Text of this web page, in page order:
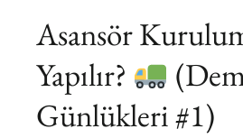
Asansör
Yapılır?
Günlükleri #1)